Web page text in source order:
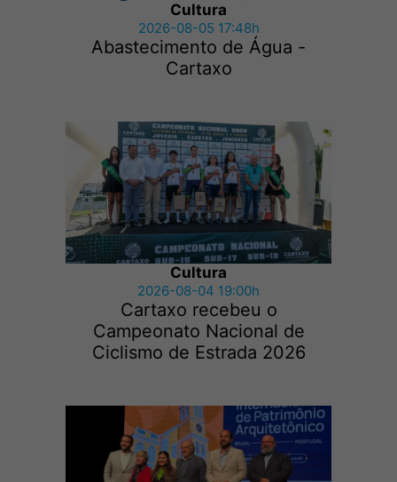
Cultura
2026-08-05 17:48h
Abastecimento de Água -
Cartaxo
Cultura
2026-08-04 19:00h
Cartaxo recebeu o
Campeonato Nacional de
Ciclismo de Estrada 2026